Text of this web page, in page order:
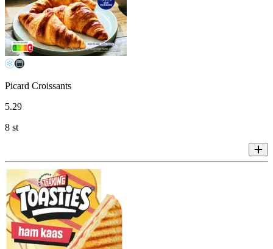
Picard Croissants
5.29
8 st